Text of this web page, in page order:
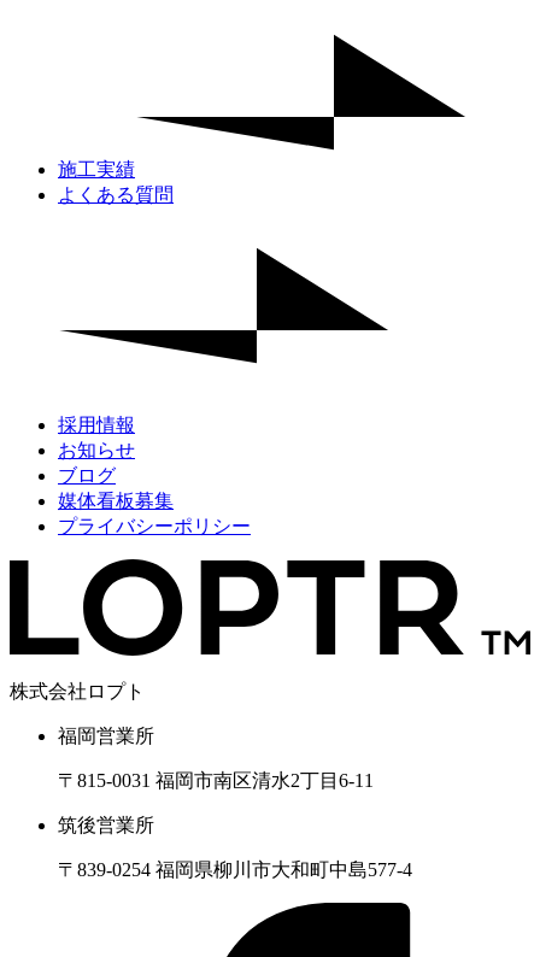
施工実績
よくある質問
採用情報
お知らせ
ブログ
媒体看板募集
プライバシーポリシー
株式会社ロプト
福岡営業所
〒815-0031 福岡市南区清水2丁目6-11
筑後営業所
〒839-0254 福岡県柳川市大和町中島577-4